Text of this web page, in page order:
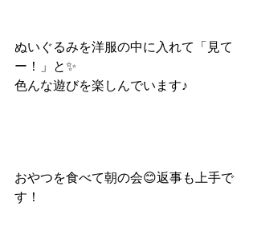
ぬいぐるみを洋服の中に入れて「見て
ー！」と✨
色んな遊びを楽しんでいます♪
おやつを食べて朝の会😊返事も上手で
す！